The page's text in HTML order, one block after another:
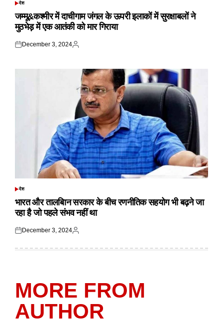
POSTED
देश
जम्मू&कश्मीर में दाचीगाम जंगल के ऊपरी इलाकों में सुरक्षाबलों ने
मुठभेड़ में एक आतंकी को मार गिराया
Posted
December 3, 2024
Posted
POSTED
देश
भारत और तालबिान सरकार के बीच रणनीतिक सहयोग भी बढ़ने जा
रहा है जो पहले संभव नहीं था
Posted
December 3, 2024
Posted
MORE FROM
AUTHOR